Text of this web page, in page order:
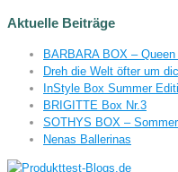
Aktuelle Beiträge
BARBARA BOX –
Dreh die Welt öfter um
InStyle Box Summer
BRIGITTE Box Nr.3
SOTHYS BOX –
Nenas Ballerinas